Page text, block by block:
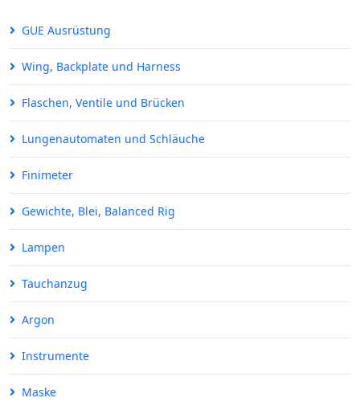
GUE Ausrüstung
Wing, Backplate und Harness
Flaschen, Ventile und Brücken
Lungenautomaten und Schläuche
Finimeter
Gewichte, Blei, Balanced Rig
Lampen
Tauchanzug
Argon
Instrumente
Maske